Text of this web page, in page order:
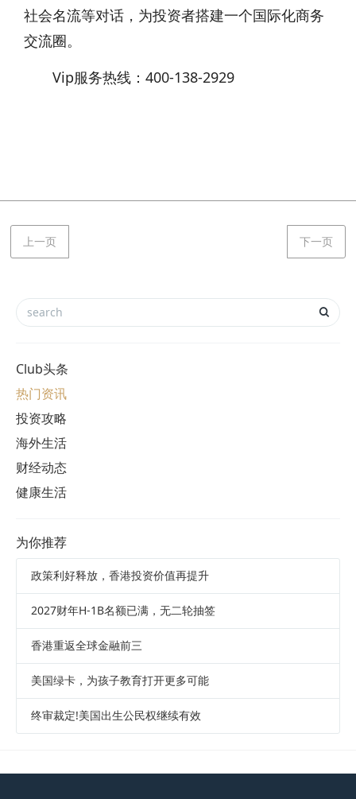
社会名流等对话，为投资者搭建一个国际化商务
交流圈。
Vip服务热线：400-138-2929
上一页 下一页
Club头条
热门资讯
投资攻略
海外生活
财经动态
健康生活
为你推荐
政策利好释放，香港投资价值再提升
2027财年H-1B名额已满，无二轮抽签
香港重返全球金融前三
美国绿卡，为孩子教育打开更多可能
终审裁定!美国出生公民权继续有效